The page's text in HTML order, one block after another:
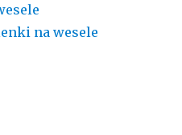
na wesele